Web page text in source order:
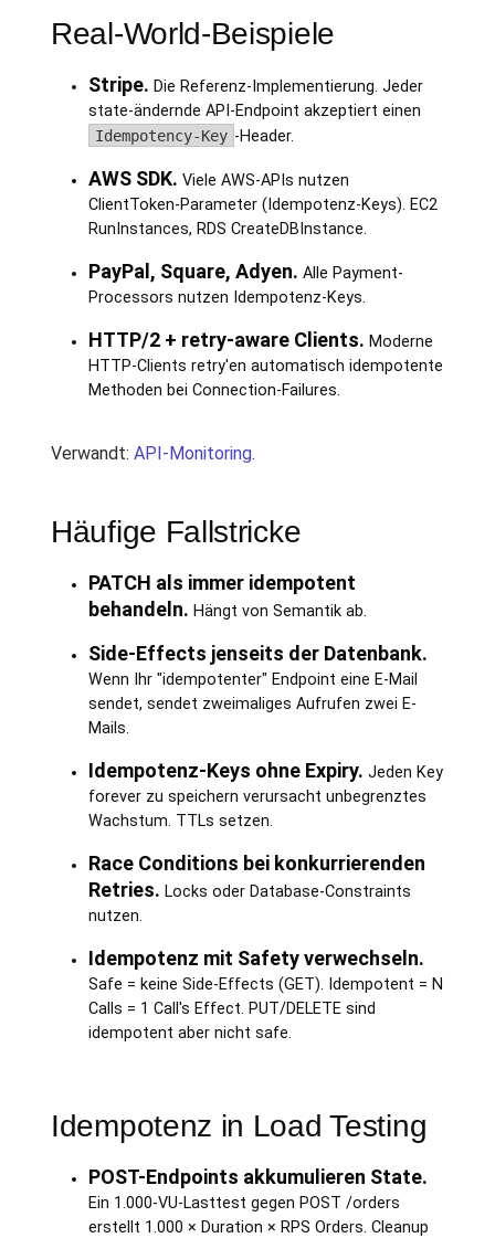
Real-World-Beispiele
Stripe. Die Referenz-Implementierung. Jeder
state-ändernde API-Endpoint akzeptiert einen
Idempotency-Key -Header.
AWS SDK. Viele AWS-APIs nutzen
ClientToken-Parameter (Idempotenz-Keys). EC2
RunInstances, RDS CreateDBInstance.
PayPal, Square, Adyen. Alle Payment-
Processors nutzen Idempotenz-Keys.
HTTP/2 + retry-aware Clients. Moderne
HTTP-Clients retry'en automatisch idempotente
Methoden bei Connection-Failures.
Verwandt: API-Monitoring.
Häufige Fallstricke
PATCH als immer idempotent
behandeln. Hängt von Semantik ab.
Side-Effects jenseits der Datenbank.
Wenn Ihr "idempotenter" Endpoint eine E-Mail
sendet, sendet zweimaliges Aufrufen zwei E-
Mails.
Idempotenz-Keys ohne Expiry. Jeden Key
forever zu speichern verursacht unbegrenztes
Wachstum. TTLs setzen.
Race Conditions bei konkurrierenden
Retries. Locks oder Database-Constraints
nutzen.
Idempotenz mit Safety verwechseln.
Safe = keine Side-Effects (GET). Idempotent = N
Calls = 1 Call's Effect. PUT/DELETE sind
idempotent aber nicht safe.
Idempotenz in Load Testing
POST-Endpoints akkumulieren State.
Ein 1.000-VU-Lasttest gegen POST /orders
erstellt 1.000 × Duration × RPS Orders. Cleanup